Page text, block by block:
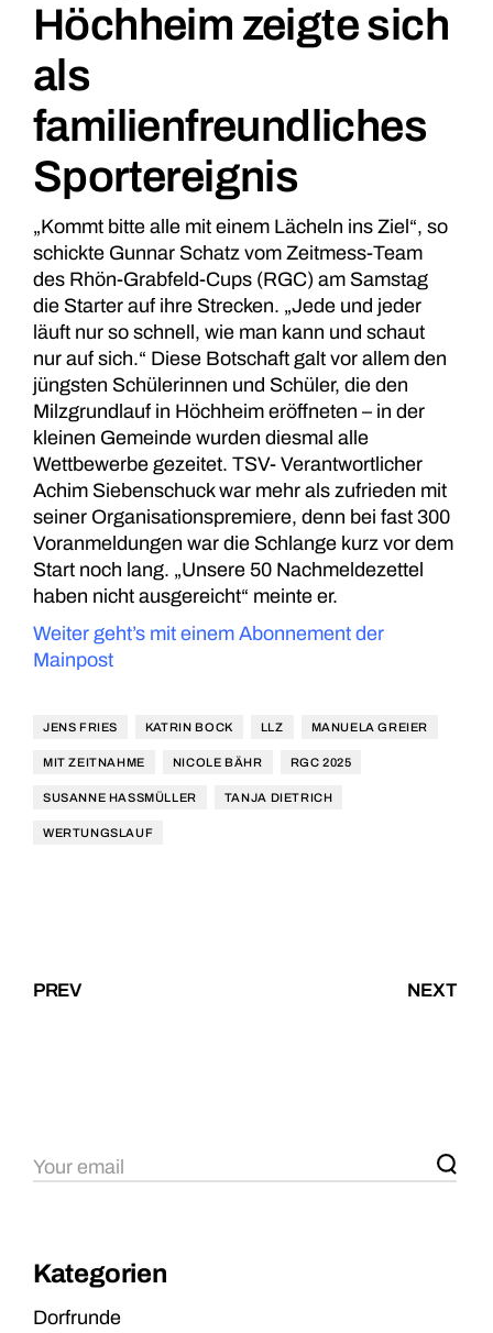
Höchheim zeigte sich
als
familienfreundliches
Sportereignis
„Kommt bitte alle mit einem Lächeln ins Ziel“, so
schickte Gunnar Schatz vom Zeitmess-Team
des Rhön-Grabfeld-Cups (RGC) am Samstag
die Starter auf ihre Strecken. „Jede und jeder
läuft nur so schnell, wie man kann und schaut
nur auf sich.“ Diese Botschaft galt vor allem den
jüngsten Schülerinnen und Schüler, die den
Milzgrundlauf in Höchheim eröffneten – in der
kleinen Gemeinde wurden diesmal alle
Wettbewerbe gezeitet. TSV- Verantwortlicher
Achim Siebenschuck war mehr als zufrieden mit
seiner Organisationspremiere, denn bei fast 300
Voranmeldungen war die Schlange kurz vor dem
Start noch lang. „Unsere 50 Nachmeldezettel
haben nicht ausgereicht“ meinte er.
Weiter geht’s mit einem Abonnement der
Mainpost
JENS FRIES KATRIN BOCK LLZ MANUELA GREIER
MIT ZEITNAHME NICOLE BÄHR RGC 2025
SUSANNE HASSMÜLLER TANJA DIETRICH
WERTUNGSLAUF
PREV NEXT
Kategorien
Dorfrunde